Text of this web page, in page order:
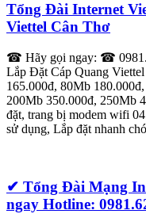
Tổng Đài Internet
Viettel Cân Thơ
☎ Hãy gọi ngay: ☎
Lắp Đặt Cáp Quang
165.000đ, 80Mb
200Mb 350.000đ, 250Mb
đặt, trang bị modem wifi
sử dụng, Lắp đặt nhanh
✔ Tổng Đài Mạng
ngay Hotline: